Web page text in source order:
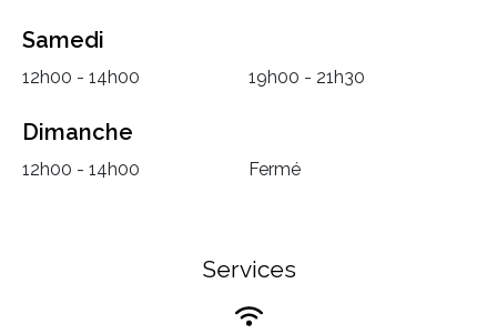
Samedi
12h00 - 14h00 19h00 - 21h30
Dimanche
12h00 - 14h00 Fermé
Services